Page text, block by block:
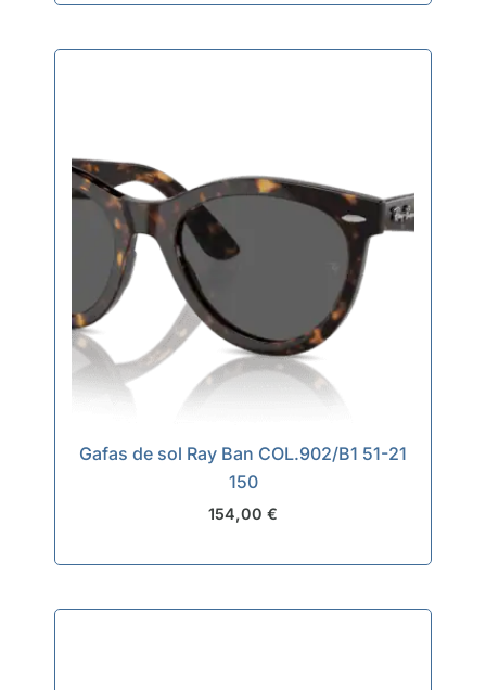
Gafas de sol Ray Ban COL.902/B1 51-21
150
154,00 €